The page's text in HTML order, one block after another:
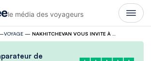
le média des voyageurs
VOYAGE—
de